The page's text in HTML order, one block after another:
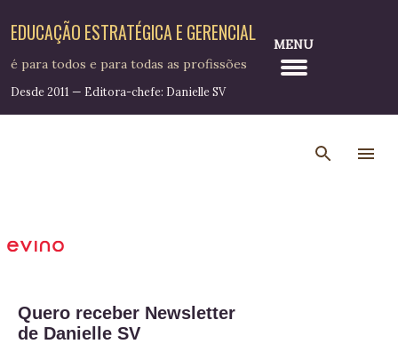
Pular para o conteúdo principal
EDUCAÇÃO ESTRATÉGICA E GERENCIAL
é para todos e para todas as profissões
Desde 2011 — Editora-chefe: Danielle SV
MENU
Quero receber Newsletter
de Danielle SV